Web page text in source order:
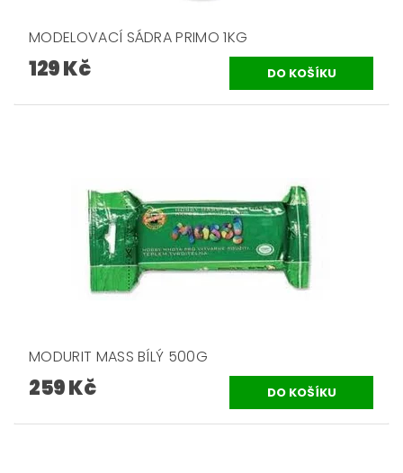
MODELOVACÍ SÁDRA PRIMO 1KG
129 Kč
MODURIT MASS BÍLÝ 500G
259 Kč